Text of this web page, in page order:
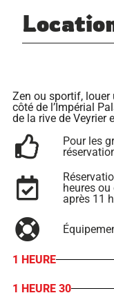
Zen ou sportif, louer
côté de l’Impérial
de la rive de Veyrier
Pour les
heures
après 11
1 HEURE
1 HEURE 30